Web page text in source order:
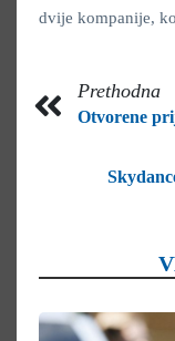
dvije kompanije,
Prethodna
Otvorene